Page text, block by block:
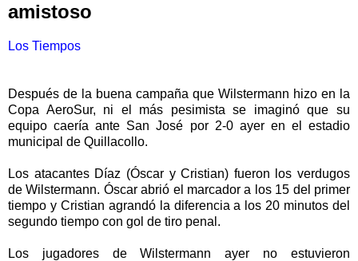
amistoso
Los Tiempos
Después de la buena campaña que Wilstermann hizo en la
Copa AeroSur, ni el más pesimista se imaginó que su
equipo caería ante San José por 2-0 ayer en el estadio
municipal de Quillacollo.
Los atacantes Díaz (Óscar y Cristian) fueron los verdugos
de Wilstermann. Óscar abrió el marcador a los 15 del primer
tiempo y Cristian agrandó la diferencia a los 20 minutos del
segundo tiempo con gol de tiro penal.
Los jugadores de Wilstermann ayer no estuvieron